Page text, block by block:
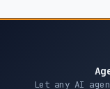
Let any AI